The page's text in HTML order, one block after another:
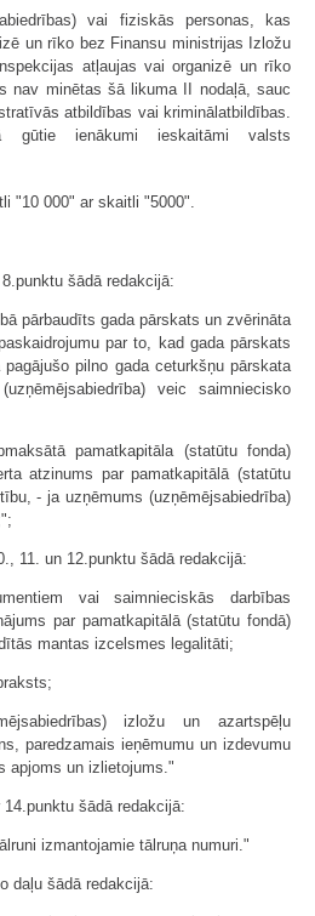
vai fiziskās personas, kas
un rīko bez Finansu ministrijas Izložu
atļaujas vai organizē un rīko
nav minētas šā likuma II nodaļā, sauc
atbildības vai kriminālatbildības.
gūtie ienākumi ieskaitāmi valsts
"10 000" ar skaitli "5000".
šādā redakcijā:
pārbaudīts gada pārskats un zvērināta
par to, kad gada pārskats
pilno gada ceturkšņu pārskata
veic saimniecisko
pamatkapitāla (statūtu fonda)
atzinums par pamatkapitālā (statūtu
- ja uzņēmums (uzņēmējsabiedrība)
11. un 12.punktu šādā redakcijā:
vai saimnieciskās darbības
par pamatkapitālā (statūtu fondā)
mantas izcelsmes legalitāti;
izložu un azartspēļu
paredzamais ieņēmumu un izdevumu
apjoms un izlietojums."
šādā redakcijā:
izmantojamie tālruņa numuri."
daļu šādā redakcijā: